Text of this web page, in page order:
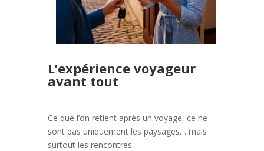
L’expérience voyageur
avant tout
Ce que l’on retient après un voyage, ce ne
sont pas uniquement les paysages… mais
surtout les rencontres.